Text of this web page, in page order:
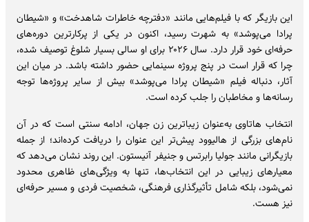
این بازیگر که با فیلم‌هایی مانند «دفترچه خاطرات شاهدخت» و «شیطان
پرادا می‌پوشد» به شهرت رسید، اکنون در یکی از پرکارترین دوره‌های
حرفه‌ای خود قرار دارد. سال ۲۰۲۶ برای او سالی بسیار شلوغ توصیف شده،
چرا که قرار است در پنج پروژه سینمایی حضور داشته باشد. در میان این
آثار، دنباله فیلم «شیطان پرادا می‌پوشد» بیش از سایر پروژه‌ها توجه
رسانه‌ها و مخاطبان را جلب کرده است.
انتخاب هاتاوی به‌عنوان زیباترین زن جهان، ادامه سنتی است که در آن
نام‌های بزرگی از هالیوود پیش‌تر این عنوان را دریافت کرده‌اند؛ از جمله
بازیگرانی مانند جولیا رابرتس و جنیفر آنیستون. این روند نشان می‌دهد که
معیارهای زیبایی در این انتخاب‌ها، تنها به ویژگی‌های ظاهری محدود
نمی‌شود، بلکه شامل تأثیرگذاری فرهنگی، شخصیت فردی و مسیر حرفه‌ای
نیز هست.